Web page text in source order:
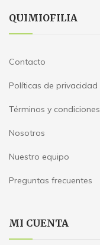
QUIMIOFILIA
Contacto
Políticas de privacidad
Términos y condiciones
Nosotros
Nuestro equipo
Preguntas frecuentes
MI CUENTA